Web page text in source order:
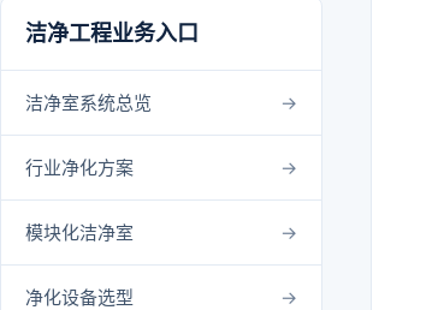
洁净工程业务入口
洁净室系统总览
行业净化方案
模块化洁净室
净化设备选型